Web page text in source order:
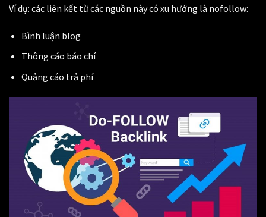
Ví dụ: các liên kết từ các nguồn này có xu hướng là nofollow:
Bình luận blog
Thông cáo báo chí
Quảng cáo trả phí